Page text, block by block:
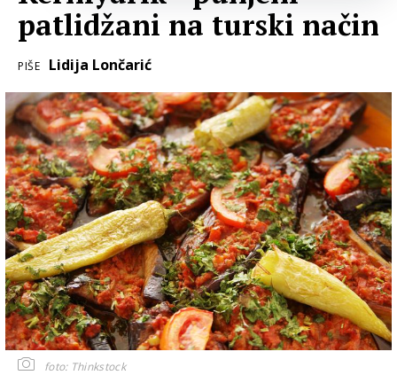
patlidžani na turski način
PIŠE Lidija Lončarić
foto: Thinkstock